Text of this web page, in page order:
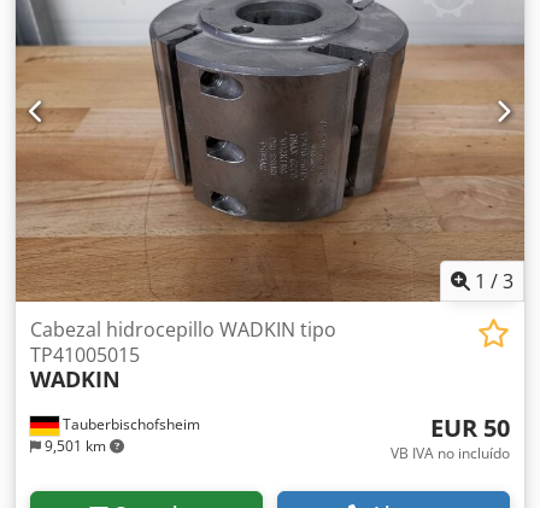
1 /3
Tauberbischofsheim
9,501 km
Cabezal hidrocepillo WADKIN tipo
TP41005015
WADKIN
EUR 50
VB IVA no incluído